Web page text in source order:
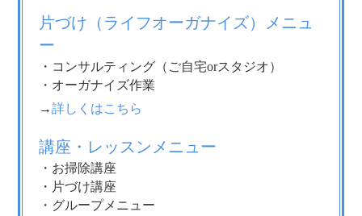
片づけ（ライフオーガナイズ）メニュ
ー
・コンサルティング（ご自宅orスタジオ）
・オーガナイズ作業
→詳しくはこちら
講座・レッスンメニュー
・お掃除講座
・片づけ講座
・グループメニュー